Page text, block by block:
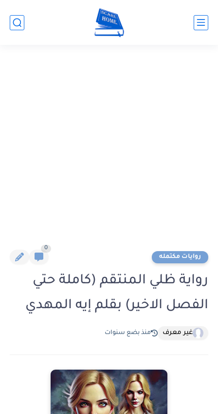
روايات مكتمله
0
رواية ظلي المنتقم (كاملة حتي
الفصل الاخير) بقلم إيه المهدي
غير معرف منذ بضع سنوات